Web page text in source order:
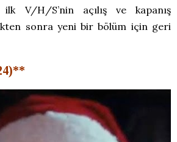
V/H/S’nin açılış ve kapanış
sonra yeni bir bölüm için geri